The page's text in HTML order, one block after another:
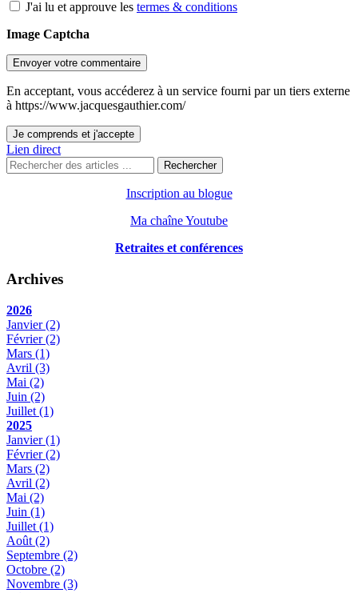
J'ai lu et approuve les termes & conditions
Image Captcha
Envoyer votre commentaire
En acceptant, vous accéderez à un service fourni par un tiers externe
à https://www.jacquesgauthier.com/
Je comprends et j'accepte
Lien direct
Rechercher
Inscription au blogue
Ma chaîne Youtube
Retraites et conférences
Archives
2026
Janvier(2)
Février(2)
Mars (1)
Avril (3)
Mai (2)
Juin (2)
Juillet (1)
2025
Janvier(1)
Février(2)
Mars (2)
Avril (2)
Mai (2)
Juin (1)
Juillet (1)
Août (2)
Septembre (2)
Octobre (2)
Novembre (3)